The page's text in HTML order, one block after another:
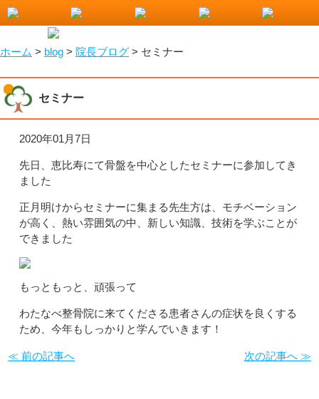
小山市で整骨院をお探しなら！わたなべ整骨院
ホーム > blog > 院長ブログ > セミナー
セミナー
2020年01月7日
先日、恵比寿にて骨盤を中心としたセミナーに参加してき
ました
正月明けからセミナーに集まる先生方は、モチベーション
が高く、熱い雰囲気の中、新しい知識、技術を学ぶことが
できました
もっともっと、頑張って
わたなべ整骨院に来てくださる患者さんの症状を良くする
ため、今年もしっかりと学んでいきます！
≪ 前の記事へ 次の記事へ ≫